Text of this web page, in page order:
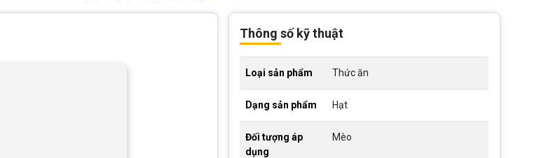
Thông số kỹ thuật
Loại sản phẩm Thức ăn
Dạng sản phẩm Hạt
Đối tượng áp
dụng
Mèo